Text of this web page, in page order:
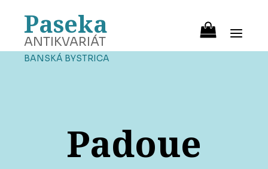
Paseka
ANTIKVARIÁT
BANSKÁ BYSTRICA
Padoue